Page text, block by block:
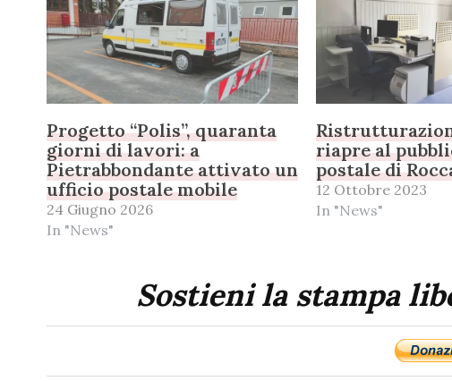
Progetto “Polis”, quaranta
giorni di lavori: a
Pietrabbondante attivato un
ufficio postale mobile
24 Giugno 2026
In "News"
riapre al
postale di
12 Ottobre 2023
In "News"
Sostieni la stampa